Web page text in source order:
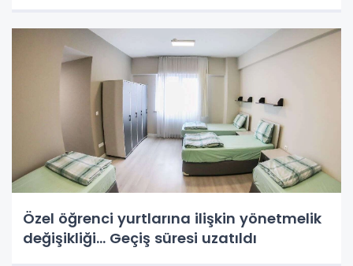
Özel öğrenci yurtlarına ilişkin yönetmelik
değişikliği... Geçiş süresi uzatıldı